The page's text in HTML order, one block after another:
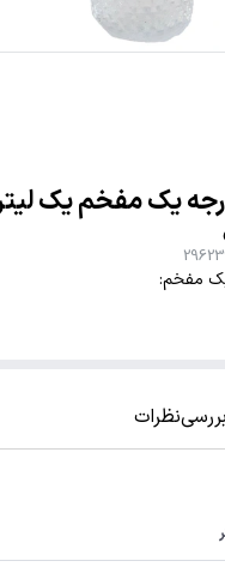
یک مفخم یک
مفخم:
نظرات